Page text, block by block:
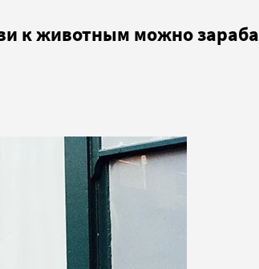
к животным можно